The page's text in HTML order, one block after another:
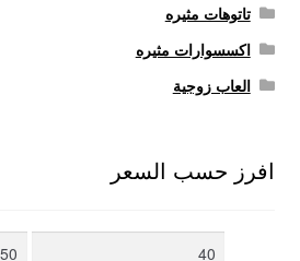
تاتوهات مثيره
اكسسوارات مثيره
العاب زوجية
افرز حسب السعر
أدنى
أعلى